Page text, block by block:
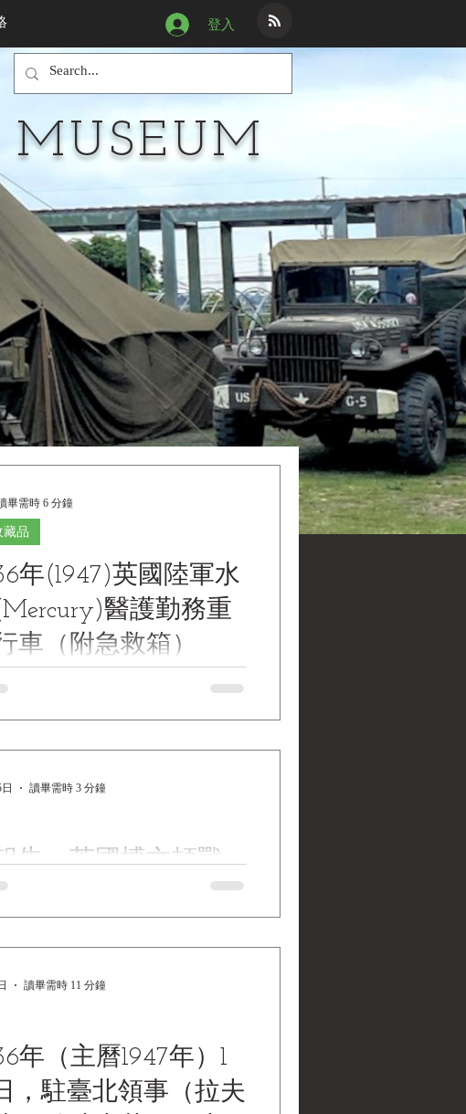
登入
年(1947)英國陸軍水
醫護勤務重
車（附急救箱）
Mercury “Bicycle, Trade Pattern,
自行車（附急救箱）《Black Water
稱：民國36年(1947)英國陸軍水星牌
醫護勤務重型自行車（附急救箱） 英
Duty” Medic’s Roadster with First
文物序號：車架左側鋼印
依英國BSA暨軍用自行車博物館
藏品
畢需時 6 分鐘
告：英國博文頓戰
館的觀光效應及人
館的觀光效應及人流數分析 背景概
戰車博物館位於英國多塞特郡
裝甲車輛收藏機構之一，擁有近300
個國家的戰車，包括珍貴的虎式戰車
讀畢需時 3 分鐘
年（主曆1947年）1
，駐臺北領事（拉夫
讀畢需時 11 分鐘